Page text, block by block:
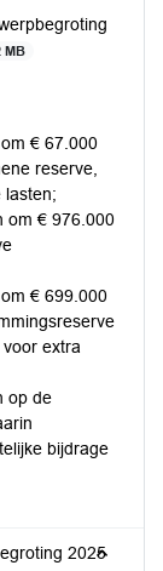
MB
€ 67.000
reserve,
lasten;
om € 976.000
€ 699.000
extra
op de
bijdrage
2025